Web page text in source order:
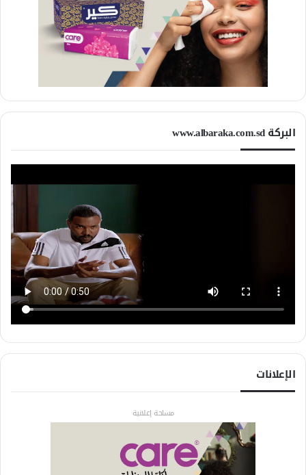
البركة www.albaraka.com.sd
الإعلانات
مساحة إعلانية